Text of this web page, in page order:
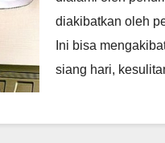
diakibatkan oleh
Ini bisa
siang hari,